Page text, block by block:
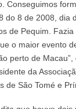
Conseguimos
do 8 de 2008, dia
de Pequim. Fazia
o maior evento
perto de Macau”,
da
de São Tomé e